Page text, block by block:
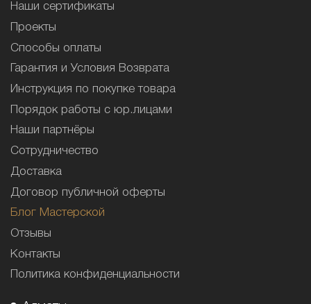
Наши сертификаты
Проекты
Способы оплаты
Гарантия и Условия Возврата
Инструкция по покупке товара
Порядок работы с юр.лицами
Наши партнёры
Сотрудничество
Доставка
Договор публичной оферты
Блог Мастерской
Отзывы
Контакты
Политика конфиденциальности